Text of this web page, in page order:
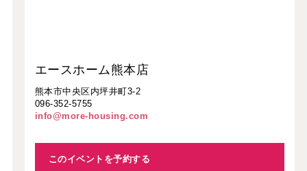
エースホーム熊本店
熊本市中央区内坪井町3-2
096-352-5755
info@more-housing.com
このイベントを予約する